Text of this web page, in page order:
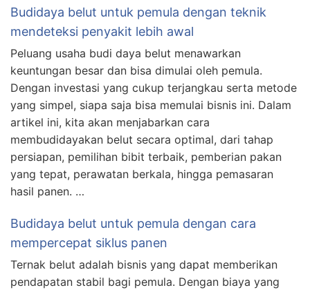
Budidaya belut untuk pemula dengan teknik
mendeteksi penyakit lebih awal
Peluang usaha budi daya belut menawarkan
keuntungan besar dan bisa dimulai oleh pemula.
Dengan investasi yang cukup terjangkau serta metode
yang simpel, siapa saja bisa memulai bisnis ini. Dalam
artikel ini, kita akan menjabarkan cara
membudidayakan belut secara optimal, dari tahap
persiapan, pemilihan bibit terbaik, pemberian pakan
yang tepat, perawatan berkala, hingga pemasaran
hasil panen. …
Budidaya belut untuk pemula dengan cara
mempercepat siklus panen
Ternak belut adalah bisnis yang dapat memberikan
pendapatan stabil bagi pemula. Dengan biaya yang